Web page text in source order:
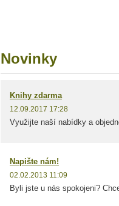
Novinky
Knihy zdarma
12.09.2017 17:28
Využijte naší nabídky a
Napište nám!
02.02.2013 11:09
Byli jste u nás spokojeni?